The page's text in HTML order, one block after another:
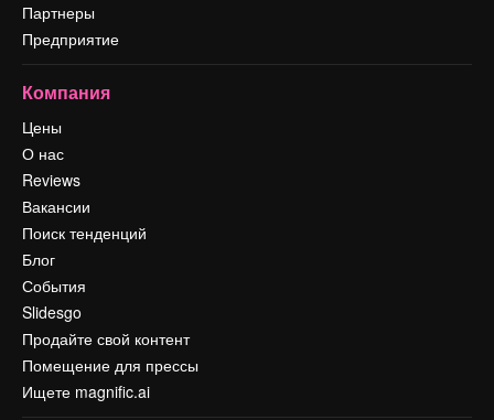
Партнеры
Предприятие
Компания
Цены
О нас
Reviews
Вакансии
Поиск тенденций
Блог
События
Slidesgo
Продайте свой контент
Помещение для прессы
Ищете magnific.ai